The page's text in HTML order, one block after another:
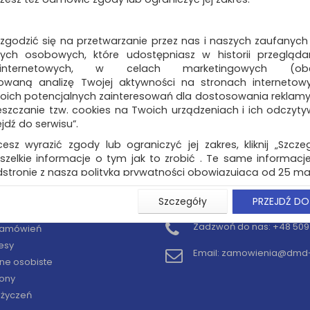
osobiste
KONTAKT
Zadzwoń do nas:+48 509
Email:
się na przetwarzanie przez nas i naszych
osobowych, które udostępniasz w historii
w celach marketingowych
analizę Twojej aktywności na stronach
potencjalnych zainteresowań dla dostosowania
tzw. cookies na Twoich urządzeniach i ich
do serwisu”.
wyrazić zgody lub ograniczyć jej zakres, kliknij
informacje o tym jak to zrobić . Te same
z naszą polityką prywatności obowiązującą od 25
użytkowników zalogowanych, aby umożliwić
i związane z tym prawidłowe działanie naszej
np. wysłanie potwierdzenia zamówienia na
Państwu prawidłowych informacji o promocjach
ważna jest Państwa wcześniejsza zgoda której
zgoda jest dobrowolna i można ją w dowolnym
(rozwiń)
Szczegóły PRZEJDŹ